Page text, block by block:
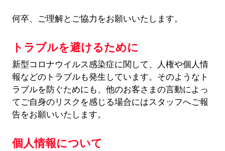
何卒、ご理解とご協力をお願いいたします。
トラブルを避けるために
新型コロナウイルス感染症に関して、人権や個人情
報などのトラブルも発生しています。そのようなト
ラブルを防ぐためにも、他のお客さまの言動によっ
てご自身のリスクを感じる場合にはスタッフへご報
告をお願いいたします。
個人情報について